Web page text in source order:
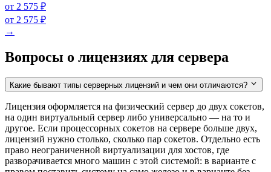
от 2 575 ₽
от 2 575 ₽
→
Вопросы о лицензиях для сервера
Какие бывают типы серверных лицензий и чем они отличаются?
Лицензия оформляется на физический сервер до двух сокетов,
на один виртуальный сервер либо универсально — на то и
другое. Если процессорных сокетов на сервере больше двух,
лицензий нужно столько, сколько пар сокетов. Отдельно есть
право неограниченной виртуализации для хостов, где
разворачивается много машин с этой системой: в варианте с